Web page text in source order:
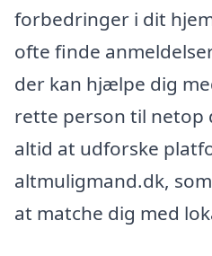
forbedringer i dit
ofte finde
der kan hjælpe dig
rette person til netop
altid at udforske
altmuligmand.dk,
at matche dig med